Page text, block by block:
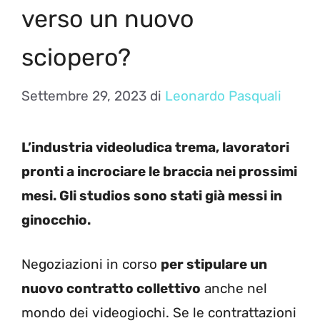
verso un nuovo
sciopero?
Settembre 29, 2023 di Leonardo Pasquali
L’industria videoludica trema, lavoratori
pronti a incrociare le braccia nei prossimi
mesi. Gli studios sono stati già messi in
ginocchio.
Negoziazioni in corso per stipulare un
nuovo contratto collettivo anche nel
mondo dei videogiochi. Se le contrattazioni